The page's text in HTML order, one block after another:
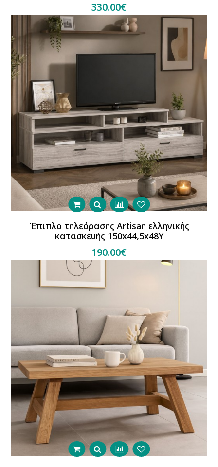
330.00€
Έπιπλο τηλεόρασης Artisan ελληνικής
κατασκευής 150x44,5x48Y
190.00€